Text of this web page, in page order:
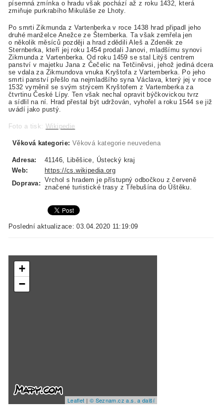
písemná zmínka o hradu však pochází až z roku 1432, která
zmiňuje purkrabího Mikuláše ze Lhoty.
Po smrti Zikmunda z Vartenberka v roce 1438 hrad připadl jeho
druhé manželce Anežce ze Šternberka. Ta však zemřela jen
o několik měsíců později a hrad zdědili Aleš a Zdeněk ze
Sternberka, kteří jej roku 1454 prodali Janovi, mladšímu synovi
Zikmunda z Vartenberka. Od roku 1459 se stal Litýš centrem
panství v majetku Jana z Čečelic na Tetčiněvsi, jehož jediná dcera
se vdala za Zikmundova vnuka Kryštofa z Vartemberka. Po jeho
smrti panství přešlo na nejmladšího syna Václava, který jej v roce
1532 vyměnil se svým strýcem Kryštofem z Vartemberka za
čtvrtinu České Lípy. Ten však nechal opravit býčkovickou tvrz
a sídlil na ní. Hrad přestal být udržován, vyhořel a roku 1544 se již
uvádí jako pustý.
Foto a tisk: Wikipedie
Věková kategorie: Věková kategorie neuvedena
Adresa:
41146, Liběšice, Ústecký kraj
Web:
https://cs.wikipedia.org
Doprava: Vrchol s hradem je přístupný odbočkou z červeně
značené turistické trasy z Třebušína do Úštěku.
Poslední aktualizace: 03.04.2020 11:19:09
+
−
Leaflet | © Seznam.cz a.s. a další